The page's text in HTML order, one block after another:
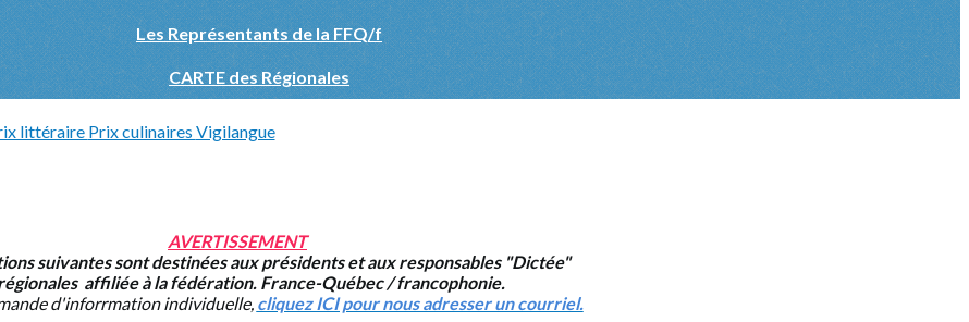
Les Représentants de la FFQ/f
CARTE des Régionales
littéraire Prix culinaires Vigilangue
AVERTISSEMENT
suivantes sont destinées aux présidents et aux responsables "Dictée"
affiliée à la fédération. France-Québec / francophonie.
d'inforrmation individuelle, cliquez ICI pour nous adresser un courriel.